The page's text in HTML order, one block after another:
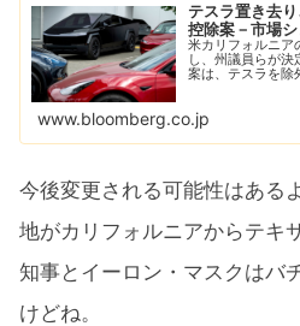
テスラ置き去
控除案－市場
米カリフォルニア
し、州議員らが決
案は、テスラを除
www.bloomberg.co.jp
今後変更される可能性はある
地がカリフォルニアからテキ
知事とイーロン・マスクはバ
けどね。